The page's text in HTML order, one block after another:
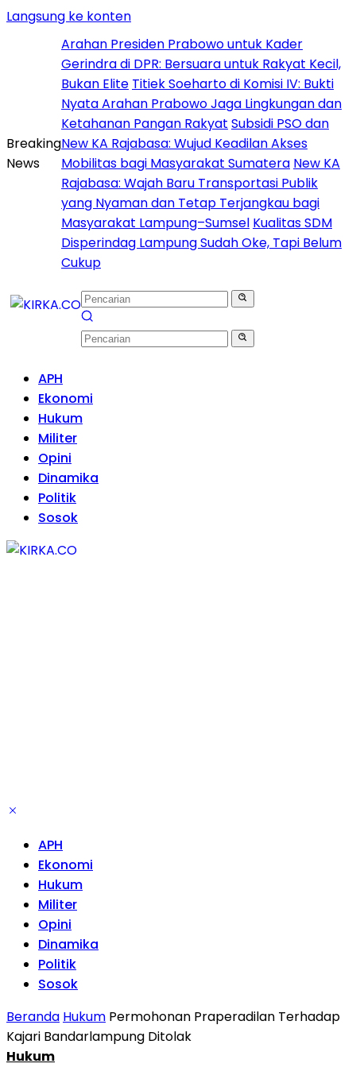
Langsung ke konten
Breaking
News
Arahan Presiden Prabowo untuk Kader
Gerindra di DPR: Bersuara untuk Rakyat Kecil,
Bukan Elite Titiek Soeharto di Komisi IV: Bukti
Nyata Arahan Prabowo Jaga Lingkungan dan
Ketahanan Pangan Rakyat Subsidi PSO dan
New KA Rajabasa: Wujud Keadilan Akses
Mobilitas bagi Masyarakat Sumatera New KA
Rajabasa: Wajah Baru Transportasi Publik
yang Nyaman dan Tetap Terjangkau bagi
Masyarakat Lampung–Sumsel Kualitas SDM
Disperindag Lampung Sudah Oke, Tapi Belum
Cukup
APH
Ekonomi
Hukum
Militer
Opini
Dinamika
Politik
Sosok
APH
Ekonomi
Hukum
Militer
Opini
Dinamika
Politik
Sosok
Beranda Hukum Permohonan Praperadilan Terhadap
Kajari Bandarlampung Ditolak
Hukum